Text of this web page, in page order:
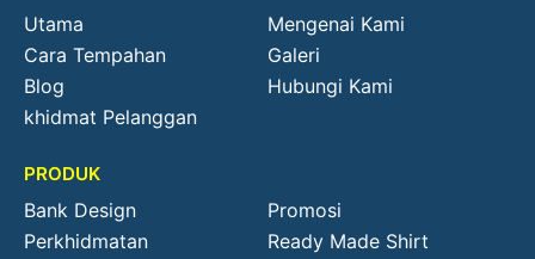
Utama
Mengenai Kami
Cara Tempahan
Galeri
Blog
Hubungi Kami
khidmat Pelanggan
PRODUK
Bank Design
Promosi
Perkhidmatan
Ready Made Shirt